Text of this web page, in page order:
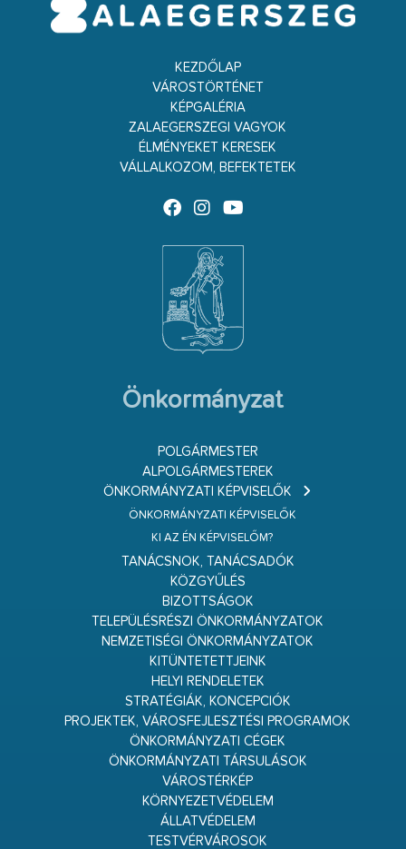
KEZDŐLAP
VÁROSTÖRTÉNET
KÉPGALÉRIA
ZALAEGERSZEGI VAGYOK
ÉLMÉNYEKET KERESEK
VÁLLALKOZOM, BEFEKTETEK
Önkormányzat
POLGÁRMESTER
ALPOLGÁRMESTEREK
ÖNKORMÁNYZATI KÉPVISELŐK
ÖNKORMÁNYZATI KÉPVISELŐK
KI AZ ÉN KÉPVISELŐM?
TANÁCSNOK, TANÁCSADÓK
KÖZGYŰLÉS
BIZOTTSÁGOK
TELEPÜLÉSRÉSZI ÖNKORMÁNYZATOK
NEMZETISÉGI ÖNKORMÁNYZATOK
KITÜNTETETTJEINK
HELYI RENDELETEK
STRATÉGIÁK, KONCEPCIÓK
PROJEKTEK, VÁROSFEJLESZTÉSI PROGRAMOK
ÖNKORMÁNYZATI CÉGEK
ÖNKORMÁNYZATI TÁRSULÁSOK
VÁROSTÉRKÉP
KÖRNYEZETVÉDELEM
ÁLLATVÉDELEM
TESTVÉRVÁROSOK